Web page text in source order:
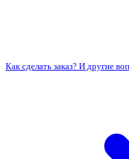
Как сделать заказ? И другие